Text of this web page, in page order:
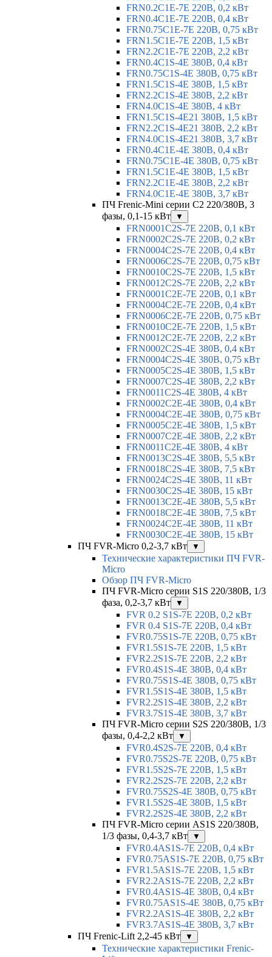
FRN0.2C1E-7E 220В, 0,2 кВт
FRN0.4C1E-7E 220В, 0,4 кВт
FRN0.75C1E-7E 220В, 0,75 кВт
FRN1.5C1E-7E 220В, 1,5 кВт
FRN2.2C1E-7E 220В, 2,2 кВт
FRN0.4C1S-4E 380В, 0,4 кВт
FRN0.75C1S-4E 380В, 0,75 кВт
FRN1.5C1S-4E 380В, 1,5 кВт
FRN2.2C1S-4E 380В, 2,2 кВт
FRN4.0C1S-4E 380В, 4 кВт
FRN1.5C1S-4E21 380В, 1,5 кВт
FRN2.2C1S-4E21 380В, 2,2 кВт
FRN4.0C1S-4E21 380В, 3,7 кВт
FRN0.4C1E-4E 380В, 0,4 кВт
FRN0.75C1E-4E 380В, 0,75 кВт
FRN1.5C1E-4E 380В, 1,5 кВт
FRN2.2C1E-4E 380В, 2,2 кВт
FRN4.0C1E-4E 380В, 3,7 кВт
ПЧ Frenic-Mini серии С2 220/380В, 3
фазы, 0,1-15 кВт
▼
FRN0001C2S-7E 220В, 0,1 кВт
FRN0002C2S-7E 220В, 0,2 кВт
FRN0004C2S-7E 220В, 0,4 кВт
FRN0006C2S-7E 220В, 0,75 кВт
FRN0010C2S-7E 220В, 1,5 кВт
FRN0012C2S-7E 220В, 2,2 кВт
FRN0001C2E-7E 220В, 0,1 кВт
FRN0004C2E-7E 220В, 0,4 кВт
FRN0006C2E-7E 220В, 0,75 кВт
FRN0010C2E-7E 220В, 1,5 кВт
FRN0012C2E-7E 220В, 2,2 кВт
FRN0002C2S-4E 380В, 0,4 кВт
FRN0004C2S-4E 380В, 0,75 кВт
FRN0005C2S-4E 380В, 1,5 кВт
FRN0007C2S-4E 380В, 2,2 кВт
FRN0011C2S-4E 380В, 4 кВт
FRN0002C2E-4E 380В, 0,4 кВт
FRN0004C2E-4E 380В, 0,75 кВт
FRN0005C2E-4E 380В, 1,5 кВт
FRN0007C2E-4E 380В, 2,2 кВт
FRN0011C2E-4E 380В, 4 кВт
FRN0013C2S-4E 380В, 5,5 кВт
FRN0018C2S-4E 380В, 7,5 кВт
FRN0024C2S-4E 380В, 11 кВт
FRN0030C2S-4E 380В, 15 кВт
FRN0013C2E-4E 380В, 5,5 кВт
FRN0018C2E-4E 380В, 7,5 кВт
FRN0024C2E-4E 380В, 11 кВт
FRN0030C2E-4E 380В, 15 кВт
ПЧ FVR-Micro 0,2-3,7 кВт
▼
Технические характеристики ПЧ FVR-
Micro
Обзор ПЧ FVR-Micro
ПЧ FVR-Micro серии S1S 220/380В, 1/3
фаза, 0,2-3,7 кВт
▼
FVR 0.2 S1S-7E 220В, 0,2 кВт
FVR 0.4 S1S-7E 220В, 0,4 кВт
FVR0.75S1S-7E 220В, 0,75 кВт
FVR1.5S1S-7E 220В, 1,5 кВт
FVR2.2S1S-7E 220В, 2,2 кВт
FVR0.4S1S-4E 380В, 0,4 кВт
FVR0.75S1S-4E 380В, 0,75 кВт
FVR1.5S1S-4E 380В, 1,5 кВт
FVR2.2S1S-4E 380В, 2,2 кВт
FVR3.7S1S-4E 380В, 3,7 кВт
ПЧ FVR-Micro серии S2S 220/380В, 1/3
фазы, 0,4-2,2 кВт
▼
FVR0.4S2S-7E 220В, 0,4 кВт
FVR0.75S2S-7E 220В, 0,75 кВт
FVR1.5S2S-7E 220В, 1,5 кВт
FVR2.2S2S-7E 220В, 2,2 кВт
FVR0.75S2S-4E 380В, 0,75 кВт
FVR1.5S2S-4E 380В, 1,5 кВт
FVR2.2S2S-4E 380В, 2,2 кВт
ПЧ FVR-Micro серии AS1S 220/380В,
1/3 фазы, 0,4-3,7 кВт
▼
FVR0.4AS1S-7E 220В, 0,4 кВт
FVR0.75AS1S-7E 220В, 0,75 кВт
FVR1.5AS1S-7E 220В, 1,5 кВт
FVR2.2AS1S-7E 220В, 2,2 кВт
FVR0.4AS1S-4E 380В, 0,4 кВт
FVR0.75AS1S-4E 380В, 0,75 кВт
FVR2.2AS1S-4E 380В, 2,2 кВт
FVR3.7AS1S-4E 380В, 3,7 кВт
ПЧ Frenic-Lift 2,2-45 кВт
▼
Технические характеристики Frenic-